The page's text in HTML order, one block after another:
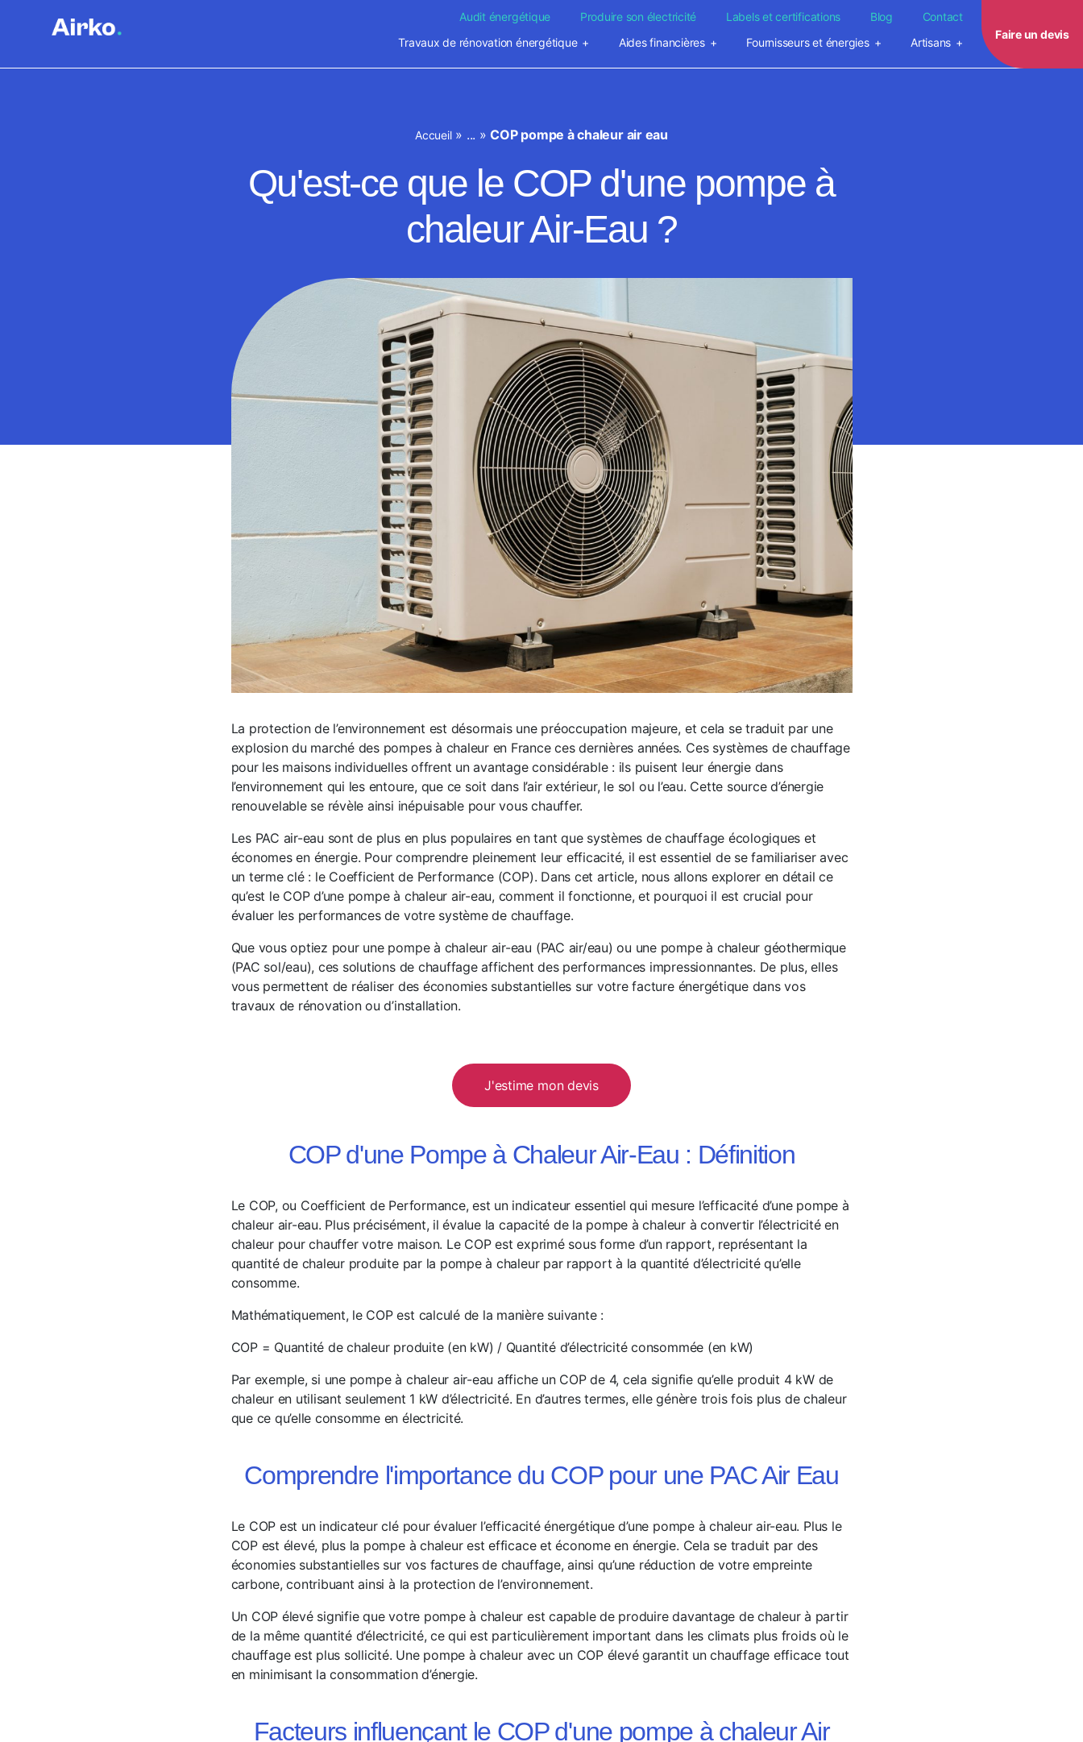
Audit énergétique Produire son électricité Labels et certifications Blog
Contact
Travaux de rénovation énergétique
Aides financières Fournisseurs et énergies Artisans
Faire un devis
Accueil» ... »COP pompe à chaleur air eau
Qu'est-ce que le COP d'une pompe à
chaleur Air-Eau ?
La protection de l’environnement est désormais une préoccupation majeure, et cela se traduit par une
explosion du marché des pompes à chaleur en France ces dernières années. Ces systèmes de chauffage
pour les maisons individuelles offrent un avantage considérable : ils puisent leur énergie dans
l’environnement qui les entoure, que ce soit dans l’air extérieur, le sol ou l’eau. Cette source d’énergie
renouvelable se révèle ainsi inépuisable pour vous chauffer.
Les PAC air-eau sont de plus en plus populaires en tant que systèmes de chauffage écologiques et
économes en énergie. Pour comprendre pleinement leur efficacité, il est essentiel de se familiariser avec
un terme clé : le Coefficient de Performance (COP). Dans cet article, nous allons explorer en détail ce
qu’est le COP d’une pompe à chaleur air-eau, comment il fonctionne, et pourquoi il est crucial pour
évaluer les performances de votre système de chauffage.
Que vous optiez pour une pompe à chaleur air-eau (PAC air/eau) ou une pompe à chaleur géothermique
(PAC sol/eau), ces solutions de chauffage affichent des performances impressionnantes. De plus, elles
vous permettent de réaliser des économies substantielles sur votre facture énergétique dans vos
travaux de rénovation ou d’installation.
J'estime mon devis
COP d'une Pompe à Chaleur Air-Eau : Définition
Le COP, ou Coefficient de Performance, est un indicateur essentiel qui mesure l’efficacité d’une pompe à
chaleur air-eau. Plus précisément, il évalue la capacité de la pompe à chaleur à convertir l’électricité en
chaleur pour chauffer votre maison. Le COP est exprimé sous forme d’un rapport, représentant la
quantité de chaleur produite par la pompe à chaleur par rapport à la quantité d’électricité qu’elle
consomme.
Mathématiquement, le COP est calculé de la manière suivante :
COP = Quantité de chaleur produite (en kW) / Quantité d’électricité consommée (en kW)
Par exemple, si une pompe à chaleur air-eau affiche un COP de 4, cela signifie qu’elle produit 4 kW de
chaleur en utilisant seulement 1 kW d’électricité. En d’autres termes, elle génère trois fois plus de chaleur
que ce qu’elle consomme en électricité.
Comprendre l'importance du COP pour une PAC Air Eau
Le COP est un indicateur clé pour évaluer l’efficacité énergétique d’une pompe à chaleur air-eau. Plus le
COP est élevé, plus la pompe à chaleur est efficace et économe en énergie. Cela se traduit par des
économies substantielles sur vos factures de chauffage, ainsi qu’une réduction de votre empreinte
carbone, contribuant ainsi à la protection de l’environnement.
Un COP élevé signifie que votre pompe à chaleur est capable de produire davantage de chaleur à partir
de la même quantité d’électricité, ce qui est particulièrement important dans les climats plus froids où le
chauffage est plus sollicité. Une pompe à chaleur avec un COP élevé garantit un chauffage efficace tout
en minimisant la consommation d’énergie.
Facteurs influençant le COP d'une pompe à chaleur Air